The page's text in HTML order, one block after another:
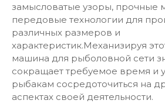
замысловатые узоры, прочные
передовые технологии для
различных размеров и
характеристик.Механизируя
машина для рыболовной сети
сокращает требуемое время и
рыбакам сосредоточиться на
аспектах своей деятельности.